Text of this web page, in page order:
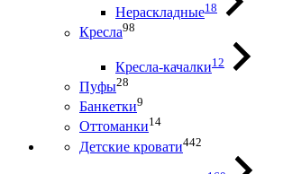
Нераскладные18
Кресла98
Кресла-качалки12
Пуфы28
Банкетки9
Оттоманки14
Детские кровати442